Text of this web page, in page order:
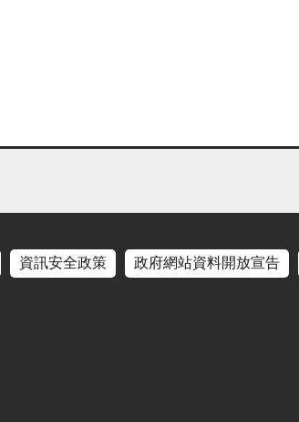
資訊安全政策 政府網站資料開放宣告